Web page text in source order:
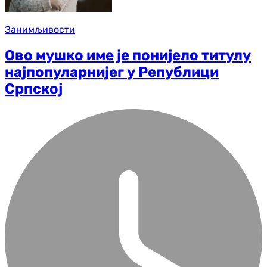
Занимљивости
Ово мушко име је понијело титулу
најпопуларнијег у Републици
Српској